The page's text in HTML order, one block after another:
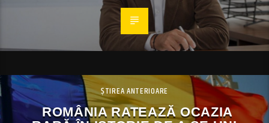
ȘTIREA ANTERIOARE
ROMÂNIA RATEAZĂ OCAZIA